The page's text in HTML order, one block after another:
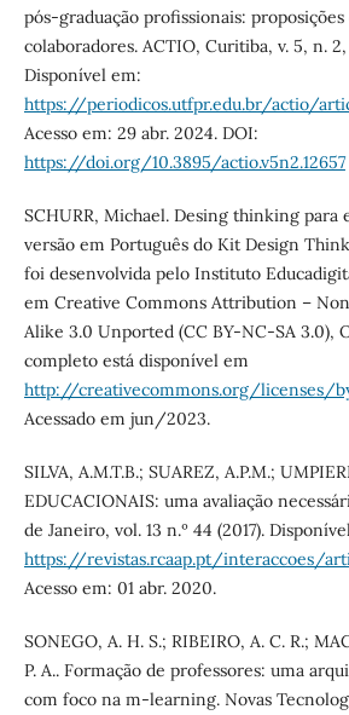
pós-graduação profissionais:
colaboradores. ACTIO, Curitiba, v. 5, n. 2,
Disponível em:
https://periodicos.utfpr.edu.br/actio/
Acesso em: 29 abr. 2024. DOI:
https://doi.org/10.3895/actio.v5n2.12657
SCHURR, Michael. Desing thinking para
versão em Português do Kit Design
foi desenvolvida pelo Instituto
em Creative Commons Attribution –
Alike 3.0 Unported (CC BY-NC-SA 3.0),
completo está disponível em
http://creativecommons.org/licenses/
Acessado em jun/2023.
SILVA, A.M.T.B.; SUAREZ, A.P.M.;
EDUCACIONAIS: uma avaliação
de Janeiro, vol. 13 n.º 44 (2017).
https://revistas.rcaap.pt/interaccoes/
Acesso em: 01 abr. 2020.
SONEGO, A. H. S.; RIBEIRO, A. C. R.;
P. A.. Formação de professores: uma
com foco na m-learning. Novas